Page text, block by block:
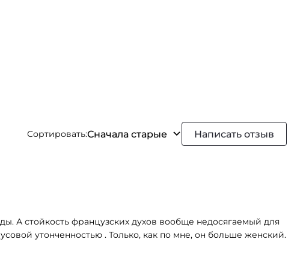
Сортировать:Сначала старые Написать отзыв
А стойкость французских духов вообще недосягаемый для
утонченностью . Только, как по мне, он больше женский.